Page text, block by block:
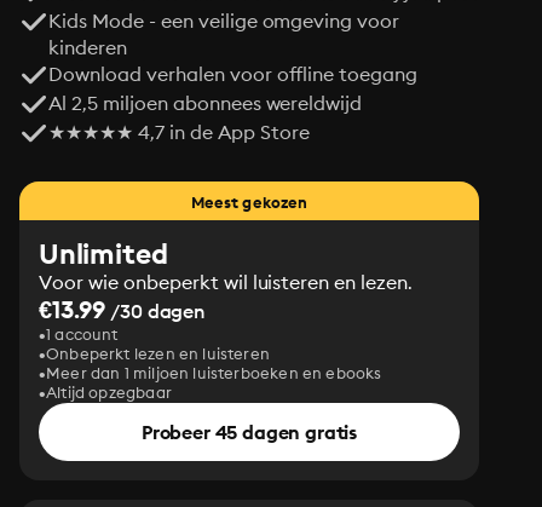
Kids Mode - een veilige omgeving voor
kinderen
Download verhalen voor offline toegang
Al 2,5 miljoen abonnees wereldwijd
★★★★★ 4,7 in de App Store
Meest gekozen
Unlimited
Voor wie onbeperkt wil luisteren en lezen.
€13.99 /30 dagen
1 account
Onbeperkt lezen en luisteren
Meer dan 1 miljoen luisterboeken en ebooks
Altijd opzegbaar
Probeer 45 dagen gratis